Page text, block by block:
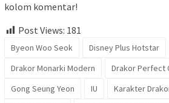
kolom komentar!
Post Views: 181
Byeon Woo Seok
Disney Plus Hotstar
Drakor Monarki Modern
Drakor Perfect
Gong Seung Yeon
IU
Karakter